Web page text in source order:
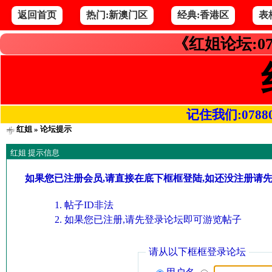
返回首页 热门:新澳门区 经典:香港区 表
《红姐论坛
记住我们
红姐» 论坛提示
红姐 提示信息
如果您已注册会员,请直接在底下框框登陆,如还没注册请
帖子ID非法
如果您已注册,请先登录论坛即可游览帖子
请从以下框框登录论坛